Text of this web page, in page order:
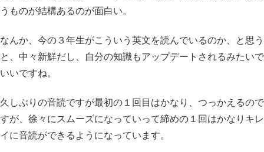
うものが結構あるのが面白い。
なんか、今の３年生がこういう英文を読んでいるのか、と思う
と、中々新鮮だし、自分の知識もアップデートされるみたいで
いいですね。
久しぶりの音読ですが最初の１回目はかなり、つっかえるので
すが、徐々にスムーズになっていって締めの１回はかなりキレ
イに音読ができるようになっています。